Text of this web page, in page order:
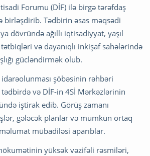
Forumu (DİF) ilə birgə tərəfdaş
birləşdirib. Tədbirin əsas məqsədi
dövründə ağıllı iqtisadiyyat, yaşıl
və dayanıqlı inkişaf sahələrində
gücləndirmək olub.
şöbəsinin rəhbəri
və DİF-in 4Sİ Mərkəzlərinin
iştirak edib. Görüş zamanı
gələcək planlar və mümkün ortaq
mübadiləsi aparıblar.
yüksək vəzifəli rəsmiləri,